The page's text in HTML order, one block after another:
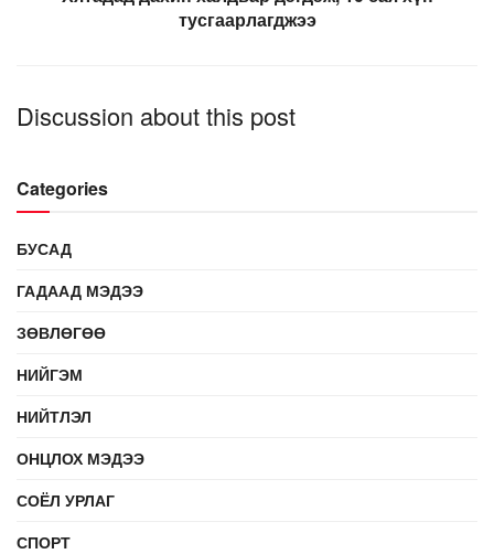
тусгаарлагджээ
Discussion about this post
Categories
БУСАД
ГАДААД МЭДЭЭ
ЗӨВЛӨГӨӨ
НИЙГЭМ
НИЙТЛЭЛ
ОНЦЛОХ МЭДЭЭ
СОЁЛ УРЛАГ
СПОРТ